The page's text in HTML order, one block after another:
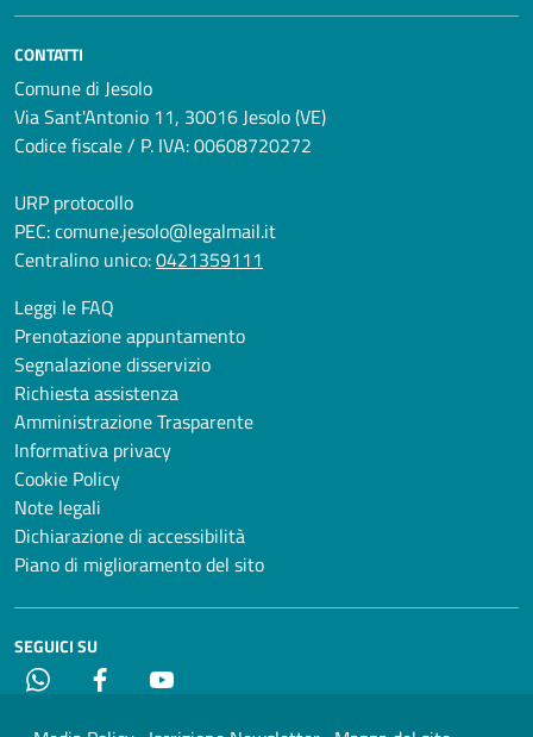
CONTATTI
Comune di Jesolo
Via Sant'Antonio 11, 30016 Jesolo (VE)
Codice fiscale / P. IVA: 00608720272
URP protocollo
PEC:comune.jesolo@legalmail.it
Centralino unico:0421359111
Leggi le FAQ
Prenotazione appuntamento
Segnalazione disservizio
Richiesta assistenza
Amministrazione Trasparente
Informativa privacy
Cookie Policy
Note legali
Dichiarazione di accessibilità
Piano di miglioramento del sito
SEGUICI SU
Whatsapp Facebook